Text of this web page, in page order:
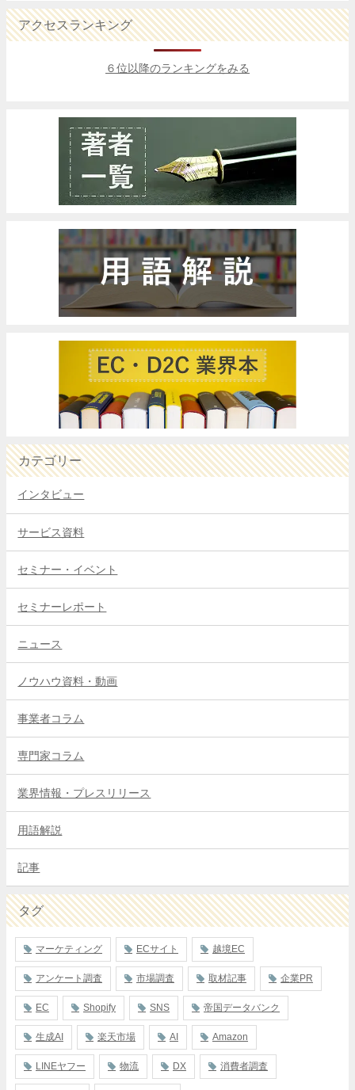
アクセスランキング
６位以降のランキングをみる
カテゴリー
インタビュー
サービス資料
セミナー・イベント
セミナーレポート
ニュース
ノウハウ資料・動画
事業者コラム
専門家コラム
業界情報・プレスリリース
用語解説
記事
タグ
マーケティング ECサイト 越境EC
アンケート調査 市場調査 取材記事 企業PR
EC Shopify SNS 帝国データバンク
生成AI 楽天市場 AI Amazon
LINEヤフー 物流 DX 消費者調査